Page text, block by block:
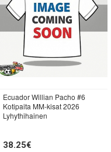
Ecuador Willian Pacho #6
Kotipaita MM-kisat 2026
Lyhythihainen
38.25€